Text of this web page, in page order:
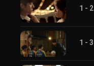
1 - 2
1 - 3